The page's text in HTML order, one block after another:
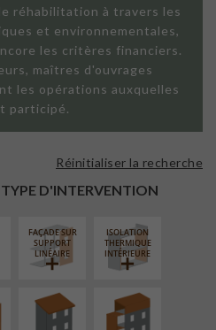
réhabilitation à travers les
et environnementales,
les critères financiers.
maîtres d'ouvrages
les opérations auxquelles
participé.
TYPE D'INTERVENTION
Réinitialiser la recherche
FAÇADE SUR
SUPPORT
LINÉAIRE
ISOLATION
THERMIQUE
INTÉRIEURE
RÉFECTION DES
TOITURES
SURÉLÉVATION
EXTENSION